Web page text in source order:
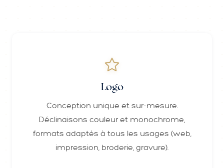
Logo
Conception unique et sur-mesure.
Déclinaisons couleur et monochrome,
formats adaptés à tous les usages (web,
impression, broderie, gravure).